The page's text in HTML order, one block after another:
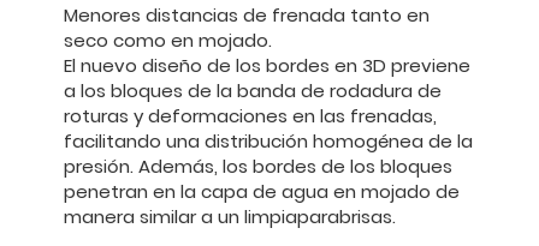
Menores distancias de frenada tanto en
seco como en mojado.
El nuevo diseño de los bordes en 3D previene
a los bloques de la banda de rodadura de
roturas y deformaciones en las frenadas,
facilitando una distribución homogénea de la
presión. Además, los bordes de los bloques
penetran en la capa de agua en mojado de
manera similar a un limpiaparabrisas.